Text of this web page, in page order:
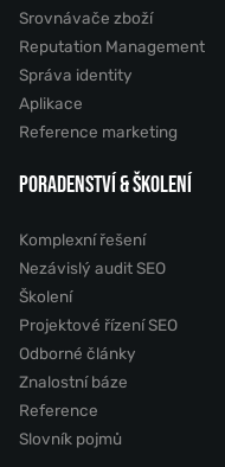
Srovnávače zboží
Reputation Management
Správa identity
Aplikace
Reference marketing
PORADENSTVÍ & ŠKOLENÍ
Komplexní řešení
Nezávislý audit SEO
Školení
Projektové řízení SEO
Odborné články
Znalostní báze
Reference
Slovník pojmů